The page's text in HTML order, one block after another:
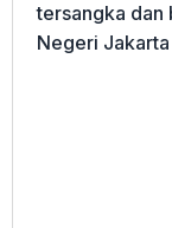
tersangka dan
Negeri